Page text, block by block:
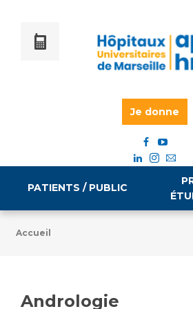
Je donne
PATIENTS / PUBLIC
Emploi / formation
Accueil
Andrologie